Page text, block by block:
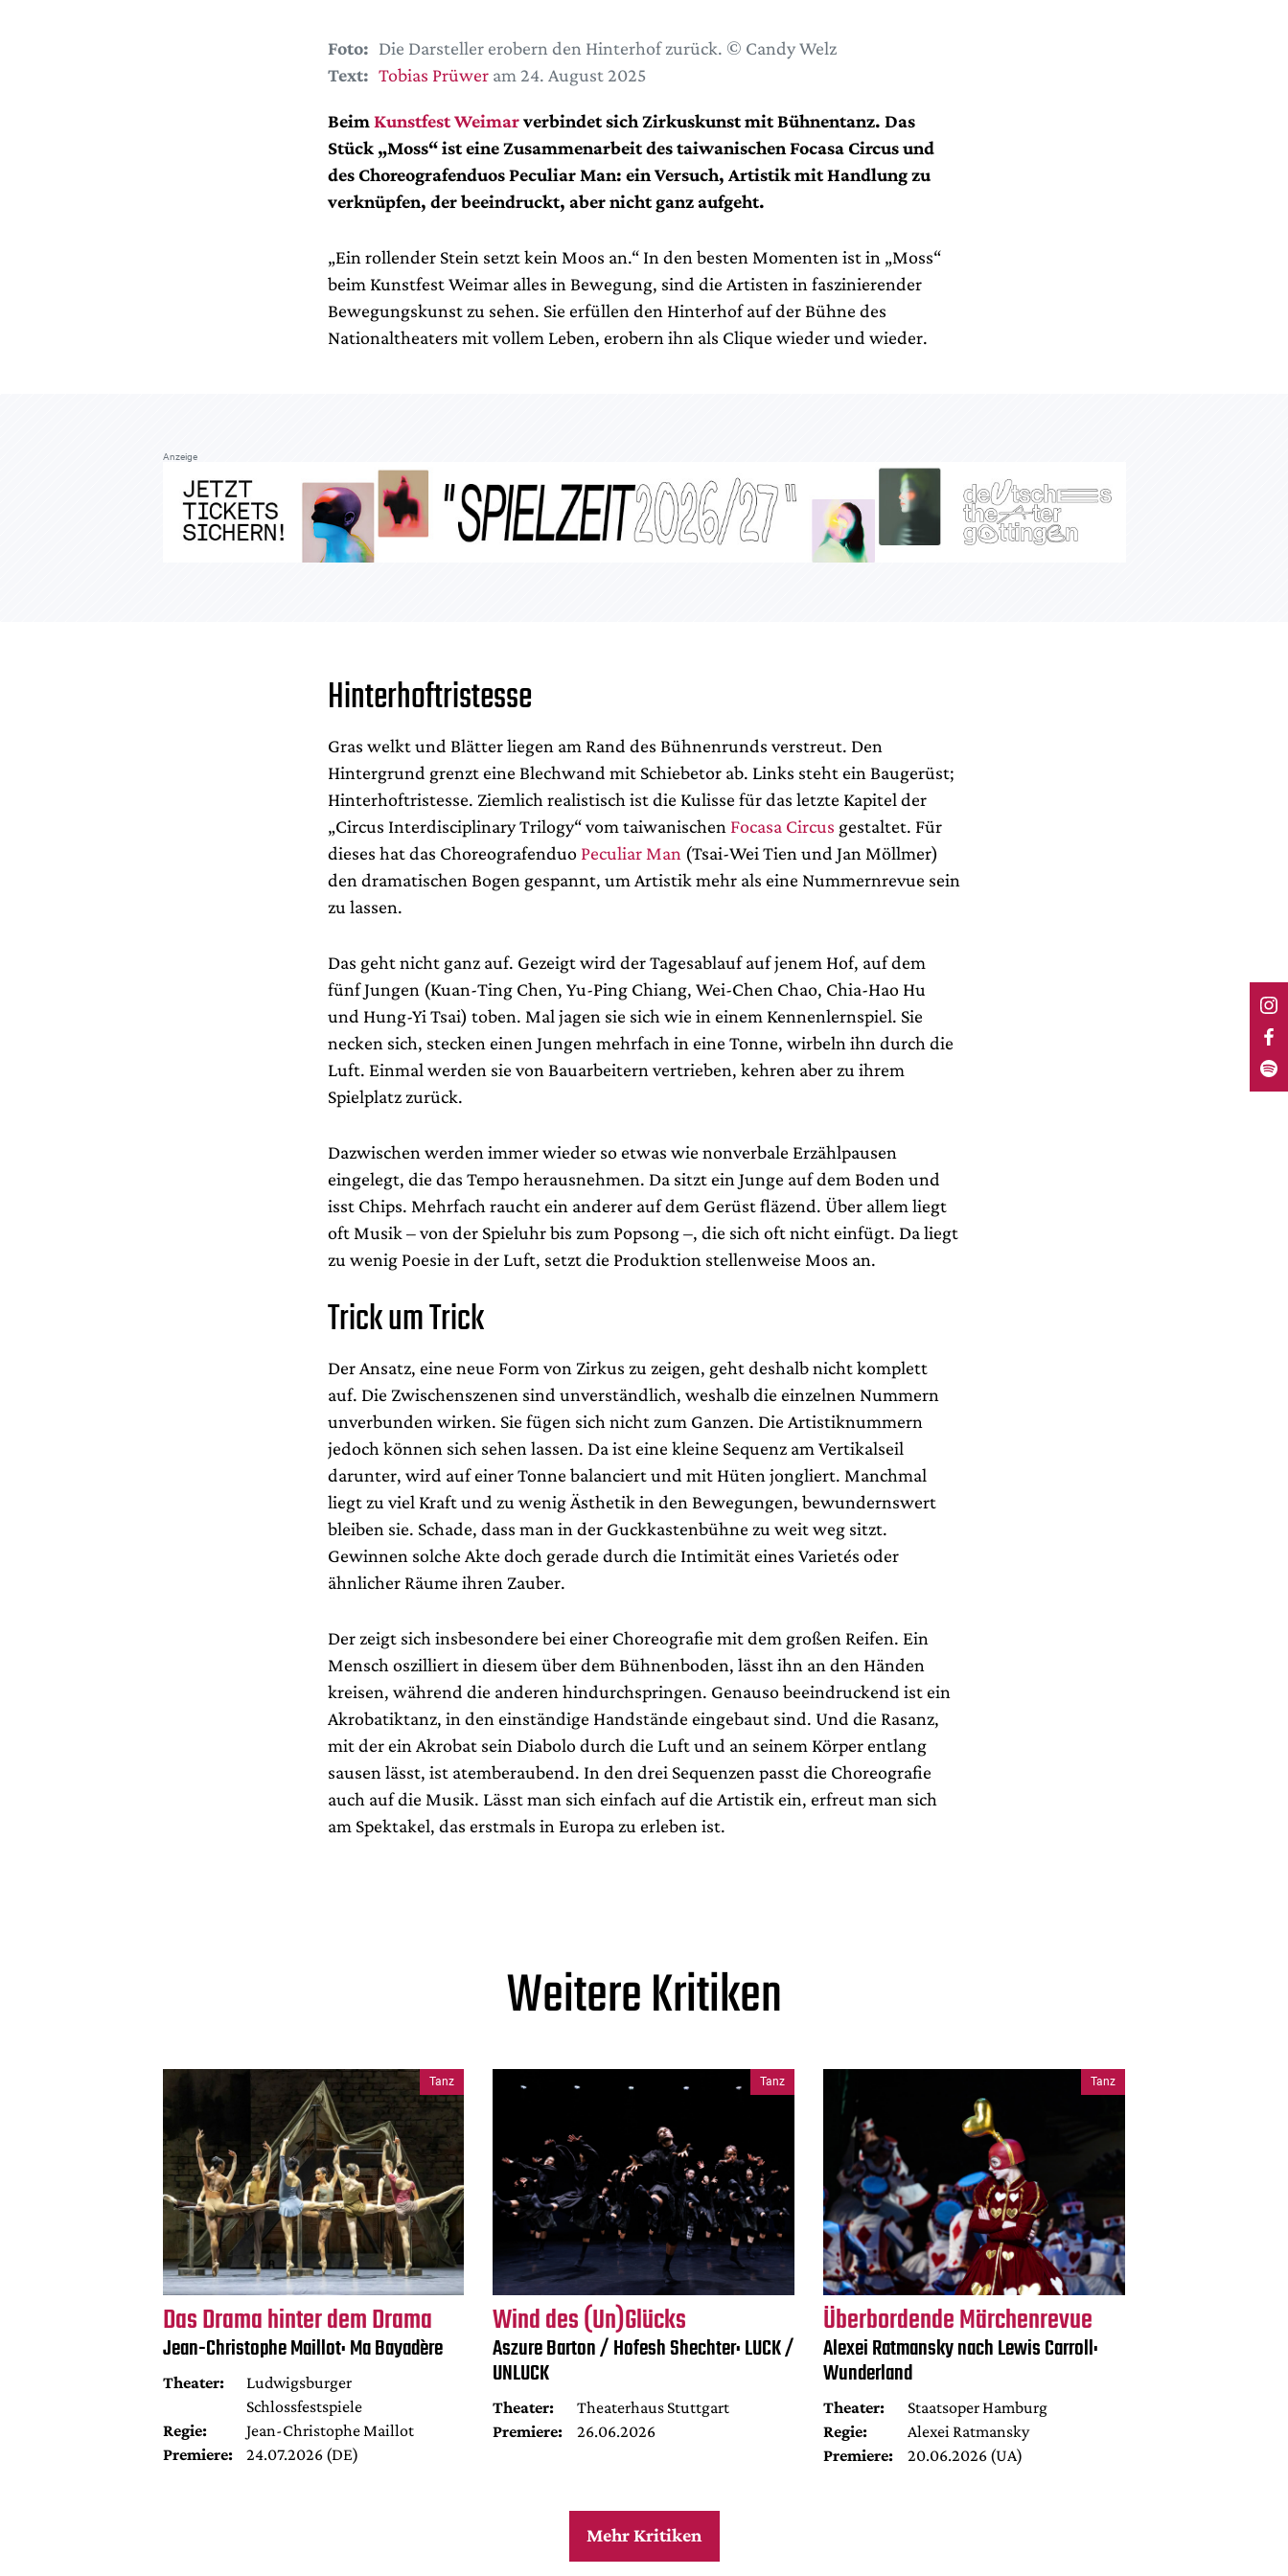
Foto: Die Darsteller erobern den Hinterhof zurück. © Candy Welz
Text: Tobias Prüweram 24. August 2025
Beim Kunstfest Weimarverbindet sich Zirkuskunst mit Bühnentanz. Das
Stück „Moss“ ist eine Zusammenarbeit des taiwanischen Focasa Circus und
des Choreografenduos Peculiar Man: ein Versuch, Artistik mit Handlung zu
verknüpfen, der beeindruckt, aber nicht ganz aufgeht.
„Ein rollender Stein setzt kein Moos an.“ In den besten Momenten ist in „Moss“
beim Kunstfest Weimar alles in Bewegung, sind die Artisten in faszinierender
Bewegungskunst zu sehen. Sie erfüllen den Hinterhof auf der Bühne des
Nationaltheaters mit vollem Leben, erobern ihn als Clique wieder und wieder.
Anzeige
Hinterhoftristesse
Gras welkt und Blätter liegen am Rand des Bühnenrunds verstreut. Den
Hintergrund grenzt eine Blechwand mit Schiebetor ab. Links steht ein Baugerüst;
Hinterhoftristesse. Ziemlich realistisch ist die Kulisse für das letzte Kapitel der
„Circus Interdisciplinary Trilogy“ vom taiwanischen Focasa Circus gestaltet. Für
dieses hat das Choreografenduo Peculiar Man (Tsai-Wei Tien und Jan Möllmer)
den dramatischen Bogen gespannt, um Artistik mehr als eine Nummernrevue sein
zu lassen.
Das geht nicht ganz auf. Gezeigt wird der Tagesablauf auf jenem Hof, auf dem
fünf Jungen (Kuan-Ting Chen, Yu-Ping Chiang, Wei-Chen Chao, Chia-Hao Hu
und Hung-Yi Tsai) toben. Mal jagen sie sich wie in einem Kennenlernspiel. Sie
necken sich, stecken einen Jungen mehrfach in eine Tonne, wirbeln ihn durch die
Luft. Einmal werden sie von Bauarbeitern vertrieben, kehren aber zu ihrem
Spielplatz zurück.
Dazwischen werden immer wieder so etwas wie nonverbale Erzählpausen
eingelegt, die das Tempo herausnehmen. Da sitzt ein Junge auf dem Boden und
isst Chips. Mehrfach raucht ein anderer auf dem Gerüst fläzend. Über allem liegt
oft Musik – von der Spieluhr bis zum Popsong –, die sich oft nicht einfügt. Da liegt
zu wenig Poesie in der Luft, setzt die Produktion stellenweise Moos an.
Trick um Trick
Der Ansatz, eine neue Form von Zirkus zu zeigen, geht deshalb nicht komplett
auf. Die Zwischenszenen sind unverständlich, weshalb die einzelnen Nummern
unverbunden wirken. Sie fügen sich nicht zum Ganzen. Die Artistiknummern
jedoch können sich sehen lassen. Da ist eine kleine Sequenz am Vertikalseil
darunter, wird auf einer Tonne balanciert und mit Hüten jongliert. Manchmal
liegt zu viel Kraft und zu wenig Ästhetik in den Bewegungen, bewundernswert
bleiben sie. Schade, dass man in der Guckkastenbühne zu weit weg sitzt.
Gewinnen solche Akte doch gerade durch die Intimität eines Varietés oder
ähnlicher Räume ihren Zauber.
Der zeigt sich insbesondere bei einer Choreografie mit dem großen Reifen. Ein
Mensch oszilliert in diesem über dem Bühnenboden, lässt ihn an den Händen
kreisen, während die anderen hindurchspringen. Genauso beeindruckend ist ein
Akrobatiktanz, in den einständige Handstände eingebaut sind. Und die Rasanz,
mit der ein Akrobat sein Diabolo durch die Luft und an seinem Körper entlang
sausen lässt, ist atemberaubend. In den drei Sequenzen passt die Choreografie
auch auf die Musik. Lässt man sich einfach auf die Artistik ein, erfreut man sich
am Spektakel, das erstmals in Europa zu erleben ist.
Weitere Kritiken
Tanz
Das Drama hinter dem Drama
Jean-Christophe Maillot: Ma Bayadère
Theater:
Ludwigsburger
Schlossfestspiele
Regie:
Jean-Christophe Maillot
Premiere:
24.07.2026 (DE)
Tanz
Wind des (Un)Glücks
Aszure Barton / Hofesh Shechter: LUCK /
UNLUCK
Theater:
Theaterhaus Stuttgart
Premiere:
26.06.2026
Tanz
Überbordende Märchenrevue
Alexei Ratmansky nach Lewis Carroll:
Wunderland
Theater:
Staatsoper Hamburg
Regie:
Alexei Ratmansky
Premiere:
20.06.2026 (UA)
Mehr Kritiken